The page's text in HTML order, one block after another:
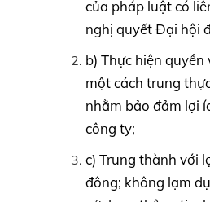
của pháp luật có
nghị quyết Đại hội
b) Thực hiện
một cách trung
nhằm bảo đảm lợi
công ty;
c) Trung thành với
đông; không lạm